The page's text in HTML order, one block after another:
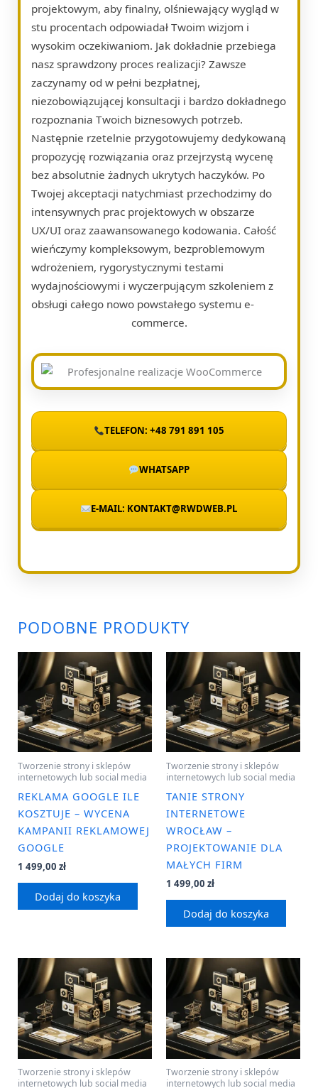
projektowym, aby finalny, olśniewający wygląd w
stu procentach odpowiadał Twoim wizjom i
wysokim oczekiwaniom. Jak dokładnie przebiega
nasz sprawdzony proces realizacji? Zawsze
zaczynamy od w pełni bezpłatnej,
niezobowiązującej konsultacji i bardzo dokładnego
rozpoznania Twoich biznesowych potrzeb.
Następnie rzetelnie przygotowujemy dedykowaną
propozycję rozwiązania oraz przejrzystą wycenę
bez absolutnie żadnych ukrytych haczyków. Po
Twojej akceptacji natychmiast przechodzimy do
intensywnych prac projektowych w obszarze
UX/UI oraz zaawansowanego kodowania. Całość
wieńczymy kompleksowym, bezproblemowym
wdrożeniem, rygorystycznymi testami
wydajnościowymi i wyczerpującym szkoleniem z
obsługi całego nowo powstałego systemu e-
commerce.
TELEFON: +48 791 891 105
WHATSAPP
E-MAIL: KONTAKT@RWDWEB.PL
PODOBNE PRODUKTY
Tworzenie strony i sklepów
internetowych lub social media
REKLAMA GOOGLE ILE
KOSZTUJE – WYCENA
KAMPANII REKLAMOWEJ
GOOGLE
1 499,00 zł
Dodaj do koszyka
Tworzenie strony i sklepów
internetowych lub social media
TANIE STRONY
INTERNETOWE
WROCŁAW –
PROJEKTOWANIE DLA
MAŁYCH FIRM
1 499,00 zł
Dodaj do koszyka
Tworzenie strony i sklepów
internetowych lub social media
Tworzenie strony i sklepów
internetowych lub social media